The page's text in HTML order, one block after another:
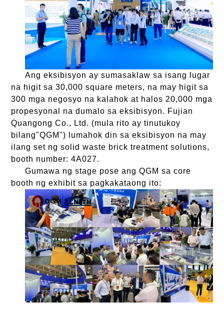
Ang eksibisyon ay sumasaklaw sa isang lugar
na higit sa 30,000 square meters, na may higit sa
300 mga negosyo na kalahok at halos 20,000 mga
propesyonal na dumalo sa eksibisyon. Fujian
Quangong Co., Ltd. (mula rito ay tinutukoy
bilang"QGM") lumahok din sa eksibisyon na may
ilang set ng solid waste brick treatment solutions,
booth number: 4A027.
Gumawa ng stage pose ang QGM sa core
booth ng exhibit sa pagkakataong ito: